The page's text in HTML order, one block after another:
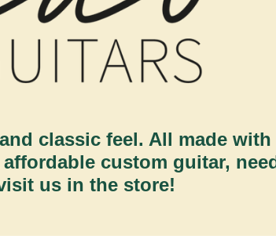
classic feel. All made with
custom guitar,
us in the store!